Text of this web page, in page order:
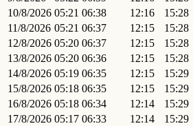
10/8/2026 05:21 06:38 12:16 15:28
11/8/2026 05:21 06:37 12:15 15:28
12/8/2026 05:20 06:37 12:15 15:28
13/8/2026 05:20 06:36 12:15 15:28
14/8/2026 05:19 06:35 12:15 15:29
15/8/2026 05:18 06:35 12:15 15:29
16/8/2026 05:18 06:34 12:14 15:29
17/8/2026 05:17 06:33 12:14 15:29